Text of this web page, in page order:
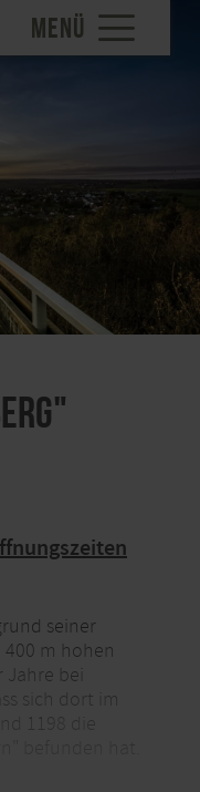
MENÜ
seiner
m hohen
bei
sich dort im